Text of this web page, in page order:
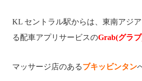
KL セントラル駅からは、東南アジ
る配車アプリサービスのGrab(グラ
マッサージ店のあるブキッビンタン